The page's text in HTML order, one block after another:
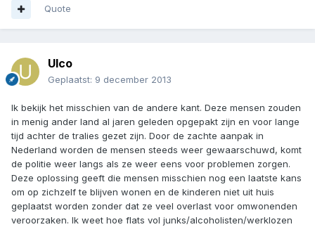
Quote
Ulco
Geplaatst: 9 december 2013
Ik bekijk het misschien van de andere kant. Deze mensen zouden
in menig ander land al jaren geleden opgepakt zijn en voor lange
tijd achter de tralies gezet zijn. Door de zachte aanpak in
Nederland worden de mensen steeds weer gewaarschuwd, komt
de politie weer langs als ze weer eens voor problemen zorgen.
Deze oplossing geeft die mensen misschien nog een laatste kans
om op zichzelf te blijven wonen en de kinderen niet uit huis
geplaatst worden zonder dat ze veel overlast voor omwonenden
veroorzaken. Ik weet hoe flats vol junks/alcoholisten/werklozen